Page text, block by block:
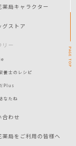
薬局キャラクター
グストア
リー
養士のレシピ
Plus
なたね
合わせ
薬局をご利用の皆様へ
PAGE
TOP